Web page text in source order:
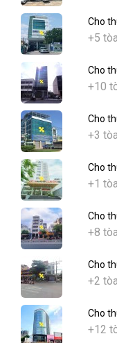
Cho
+5
Cho
+10
Cho
+3
Cho
+1
Cho
+8
Cho
+2
Cho
+12